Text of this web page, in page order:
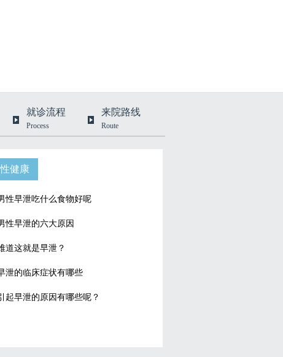
就诊流程
Process
来院路线
Route
健康
性早泄吃什么食物好呢
性早泄的六大原因
道这就是早泄？
泄的临床症状有哪些
起早泄的原因有哪些呢？